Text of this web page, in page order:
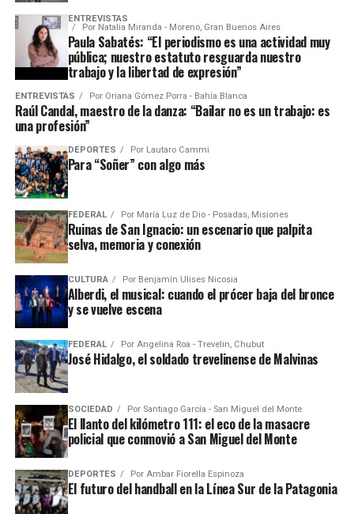
ENTREVISTAS
Por Natalia Miranda - Moreno, Gran Buenos Aires
Paula Sabatés: “El periodismo es una actividad muy
pública; nuestro estatuto resguarda nuestro
trabajo y la libertad de expresión”
ENTREVISTAS Por Oriana Gómez Porra - Bahía Blanca
Raúl Candal, maestro de la danza: “Bailar no es un trabajo: es
una profesión”
DEPORTES Por Lautaro Cammi
Para “Soñer” con algo más
FEDERAL Por María Luz de Dio - Posadas, Misiones
Ruinas de San Ignacio: un escenario que palpita
selva, memoria y conexión
CULTURA Por Benjamín Ulises Nicosia
Alberdi, el musical: cuando el prócer baja del bronce
y se vuelve escena
FEDERAL Por Angelina Roa - Trevelin, Chubut
José Hidalgo, el soldado trevelinense de Malvinas
SOCIEDAD Por Santiago García - San Miguel del Monte
El llanto del kilómetro 111: el eco de la masacre
policial que conmovió a San Miguel del Monte
DEPORTES Por Ambar Fiorella Espinoza
El futuro del handball en la Línea Sur de la Patagonia